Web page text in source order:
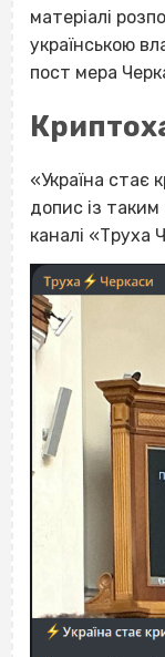
матеріалі
українською
пост мера
«Україна стає
допис із таким
каналі «Труха